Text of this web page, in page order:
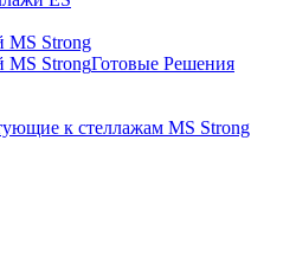
MS Strong
MS StrongГотовые Решения
к стеллажам MS Strong